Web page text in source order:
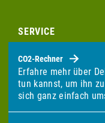
SERVICE
CO2-Rechner
Erfahre mehr über
tun kannst, um ihn
sich ganz einfach